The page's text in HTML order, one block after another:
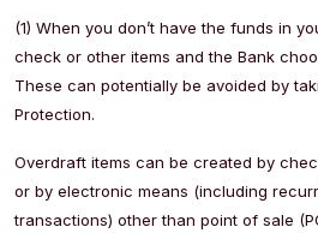
(1) When you don’t have the funds in
check or other items and the Bank
These can potentially be avoided by
Protection.
Overdraft items can be created by
or by electronic means (including
transactions) other than point of sale